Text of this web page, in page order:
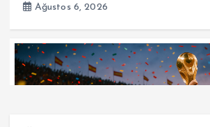
Ağustos 6, 2026